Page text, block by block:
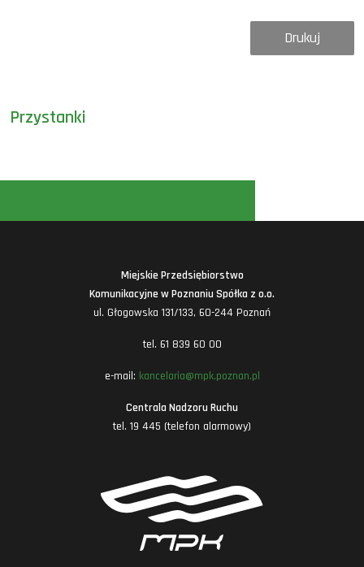
Przystanki
Drukuj
Miejskie Przedsiębiorstwo
Komunikacyjne w Poznaniu Spółka z o.o.
ul. Głogowska 131/133, 60-244 Poznań
tel. 61 839 60 00
e-mail: kancelaria@mpk.poznan.pl
Centrala Nadzoru Ruchu
tel. 19 445 (telefon alarmowy)